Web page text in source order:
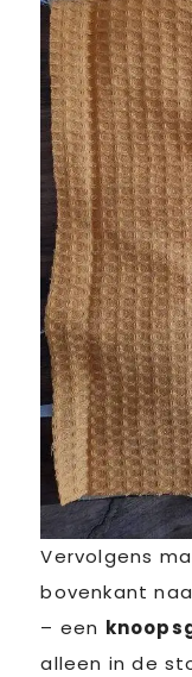
Vervolgens
bovenkant
– een
alleen in de